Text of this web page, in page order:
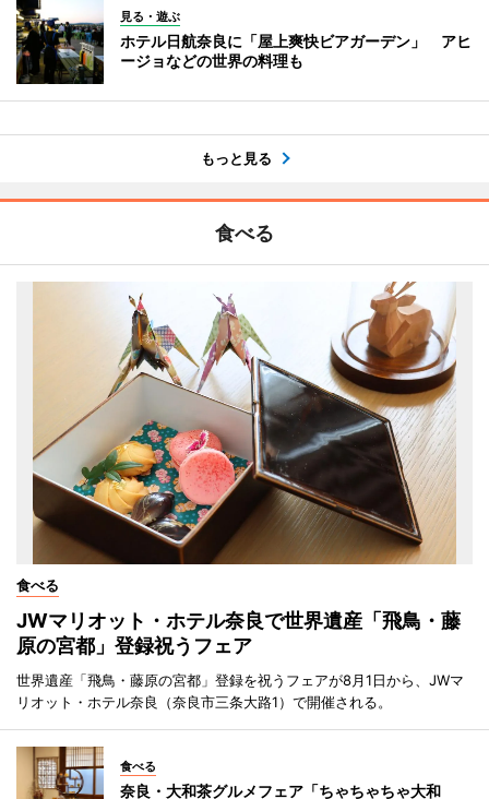
見る・遊ぶ
ホテル日航奈良に「屋上爽快ビアガーデン」 アヒ
ージョなどの世界の料理も
もっと見る
食べる
食べる
JWマリオット・ホテル奈良で世界遺産「飛鳥・藤
原の宮都」登録祝うフェア
世界遺産「飛鳥・藤原の宮都」登録を祝うフェアが8月1日から、JWマ
リオット・ホテル奈良（奈良市三条大路1）で開催される。
食べる
奈良・大和茶グルメフェア「ちゃちゃちゃ大和